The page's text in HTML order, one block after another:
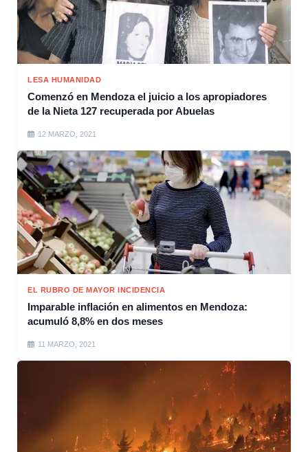
LESA HUMANIDAD
Comenzó en Mendoza el juicio a los apropiadores
de la Nieta 127 recuperada por Abuelas
12 MARZO, 2021
EL RUBRO DE MAYOR INCIDENCIA
Imparable inflación en alimentos en Mendoza:
acumuló 8,8% en dos meses
11 MARZO, 2021